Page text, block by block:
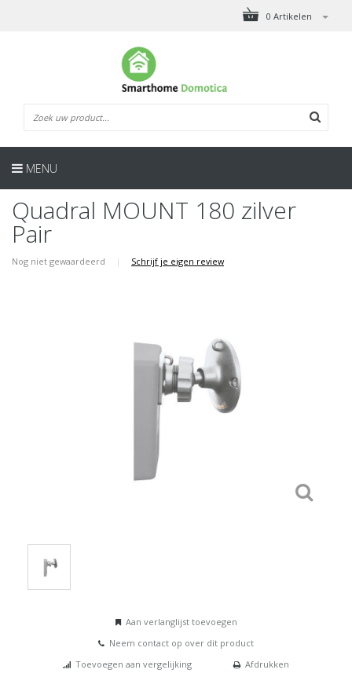
0 Artikelen
MENU
Quadral MOUNT 180 zilver
Pair
Nog niet gewaardeerd | Schrijf je eigen review
Aan verlanglijst toevoegen
Neem contact op over dit product
Toevoegen aan vergelijking
Afdrukken